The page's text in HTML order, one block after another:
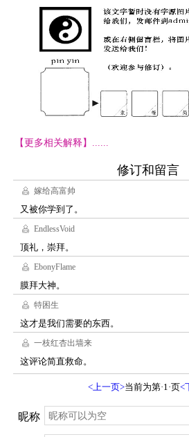
【更多相关解释】......